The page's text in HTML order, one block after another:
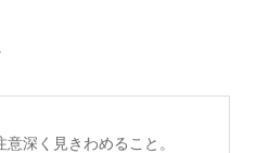
深く見きわめること。